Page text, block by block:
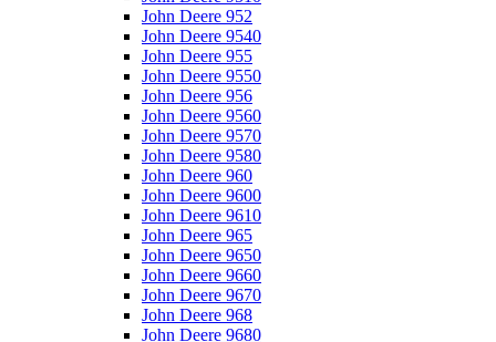
John Deere 952
John Deere 9540
John Deere 955
John Deere 9550
John Deere 956
John Deere 9560
John Deere 9570
John Deere 9580
John Deere 960
John Deere 9600
John Deere 9610
John Deere 965
John Deere 9650
John Deere 9660
John Deere 9670
John Deere 968
John Deere 9680